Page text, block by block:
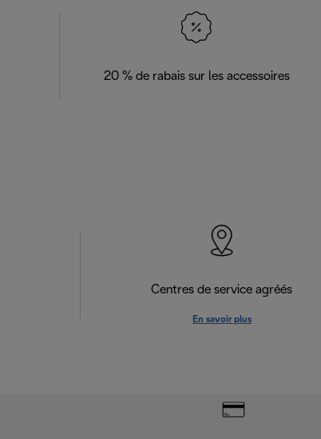
20 % de rabais sur les accessoires
Centres de service agréés
En savoir plus